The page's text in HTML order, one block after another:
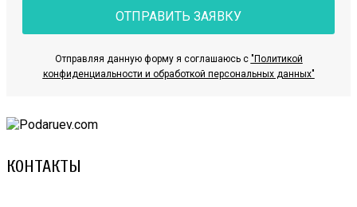
ОТПРАВИТЬ ЗАЯВКУ
Отправляя данную форму я соглашаюсь с "Политикой
конфиденциальности и обработкой персональных данных"
КОНТАКТЫ